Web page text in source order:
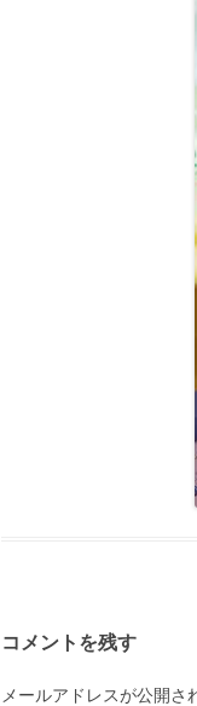
コメントを残す
メールアドレスが公開さ